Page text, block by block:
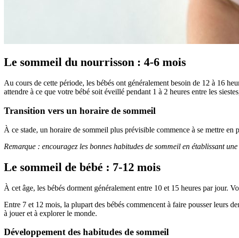
Le sommeil du nourrisson : 4-6 mois
Au cours de cette période, les bébés ont généralement besoin de 12 à 16
attendre à ce que votre bébé soit éveillé pendant 1 à 2 heures entre les
Transition vers un horaire de sommeil
À ce stade, un horaire de sommeil plus prévisible commence à se mettre
Remarque : encouragez les bonnes habitudes de sommeil en établissant
Le sommeil de bébé : 7-12 mois
À cet âge, les bébés dorment généralement entre 10 et 15 heures par jour.
Entre 7 et 12 mois, la plupart des bébés commencent à faire pousser leurs
à jouer et à explorer le monde.
Développement des habitudes de sommeil